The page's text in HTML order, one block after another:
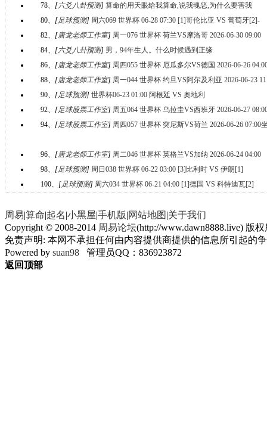
78、 [六爻八卦预测] 算命的用天眼给我算命,说我魂恶,为什么要害我
80、 [足球预测] 周六069 世界杯 06-28 07:30 [1]哥伦比亚 VS 葡萄牙[2]-
82、 [唐龙老师工作室] 周一076 世界杯 荷兰VS摩洛哥 2026-06-30 09:00
84、 [六爻八卦预测] 男，94年生人。什么时候遇到正缘
86、 [唐龙老师工作室] 周四055 世界杯 厄瓜多尔VS德国 2026-06-26
88、 [唐龙老师工作室] 周一044 世界杯 约旦VS阿尔及利亚 2026-06-23
90、 [足球预测] 世界杯06-23 01:00 阿根廷 VS 奥地利
92、 [足球股票工作室] 周五064 世界杯 乌拉圭VS西班牙 2026-06-27
94、 [足球股票工作室] 周四057 世界杯 突尼斯VS荷兰 2026-06-26 07:00
96、 [唐龙老师工作室] 周二046 世界杯 英格兰VS加纳 2026-06-24 04:00
98、 [足球预测] 周日038 世界杯 06-22 03:00 [3]比利时 VS 伊朗[1]
100、 [足球预测] 周六034 世界杯 06-21 04:00 [1]德国 VS 科特迪瓦[2]
周易|算命|起名|小黑屋|手机版|网站地图 |关于我们
Copyright © 2008-2014 周易论坛(http://www.dawn8888.live) 版
免责声明: 本网不承担任何由内容提供商提供的信息所引起的
Powered by suan98
管理员QQ：836923872
返回顶部